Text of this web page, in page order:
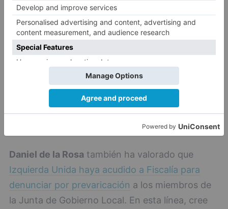
permite la omisión de la fase interventora
porque el ejercicio presupuestario está en su
fase final.
Ha lamentado que se esté echando "tinta de
calamar" a un proyecto que ya han embarrado
desde el PP.
El Ayuntamiento podría acudir a la vía legal
Daniel de la Rosa también ha valorado que
Izquierda Unida haya acudido a Fiscalía para
denunciar por prevaricación a los miembros de
la Junta de Gobierno Local. En esta línea, cree